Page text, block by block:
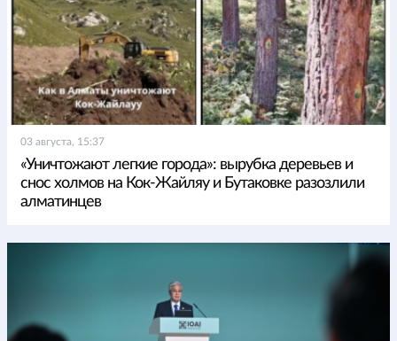
03 августа, 15:37
«Уничтожают легкие города»: вырубка деревьев и
снос холмов на Кок-Жайляу и Бутаковке разозлили
алматинцев